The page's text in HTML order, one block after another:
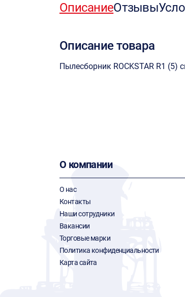
ОписаниеОтзывы
Описание товара
Пылесборник ROCKSTAR R1 (5)
О компании
О нас
Контакты
Наши сотрудники
Вакансии
Торговые марки
Политика конфиденциальности
Карта сайта